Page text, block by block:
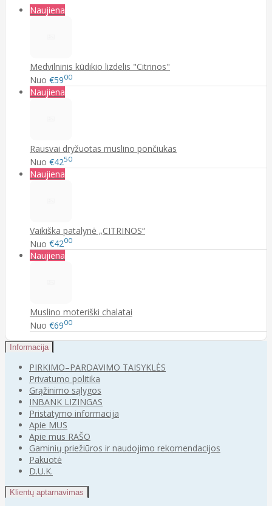
Naujiena
Medvilninis kūdikio lizdelis "Citrinos"
Nuo €5900
Naujiena
Rausvai dryžuotas muslino pončiukas
Nuo €4250
Naujiena
Vaikiška patalynė „CITRINOS“
Nuo €4200
Naujiena
Muslino moteriški chalatai
Nuo €6900
Informacija
PIRKIMO–PARDAVIMO TAISYKLĖS
Privatumo politika
Grąžinimo sąlygos
INBANK LIZINGAS
Pristatymo informacija
Apie MUS
Apie mus RAŠO
Gaminių priežiūros ir naudojimo rekomendacijos
Pakuotė
D.U.K.
Klientų aptarnavimas